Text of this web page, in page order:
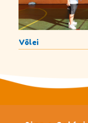
Vôlei